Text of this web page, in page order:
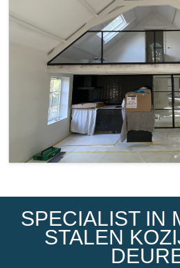
SPECIALIST IN
STALEN